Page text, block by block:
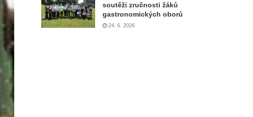
soutěži zručnosti žáků
gastronomických oborů
24. 6. 2026